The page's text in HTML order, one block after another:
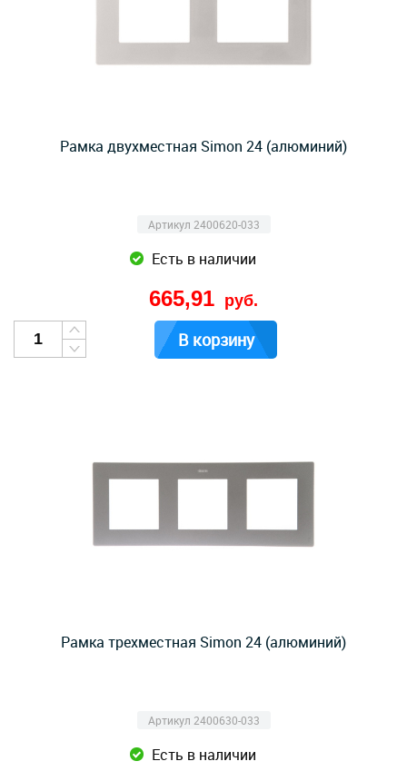
Рамка двухместная Simon 24 (алюминий)
Артикул 2400620-033
Есть в наличии
665,91 руб.
В корзину
Рамка трехместная Simon 24 (алюминий)
Артикул 2400630-033
Есть в наличии